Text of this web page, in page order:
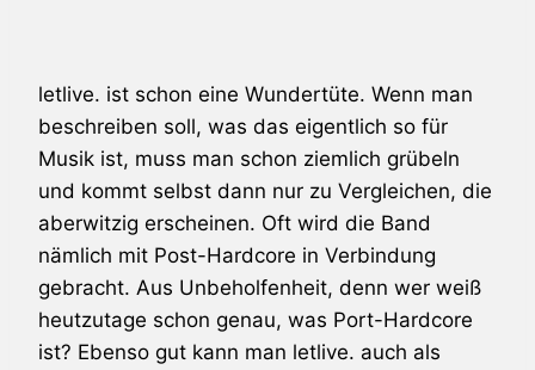
letlive. ist schon eine Wundertüte. Wenn man
beschreiben soll, was das eigentlich so für
Musik ist, muss man schon ziemlich grübeln
und kommt selbst dann nur zu Vergleichen, die
aberwitzig erscheinen. Oft wird die Band
nämlich mit Post-Hardcore in Verbindung
gebracht. Aus Unbeholfenheit, denn wer weiß
heutzutage schon genau, was Port-Hardcore
ist? Ebenso gut kann man letlive. auch als